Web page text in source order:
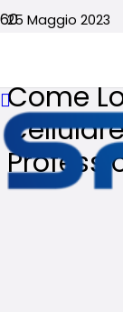
25 Maggio 2023
Come